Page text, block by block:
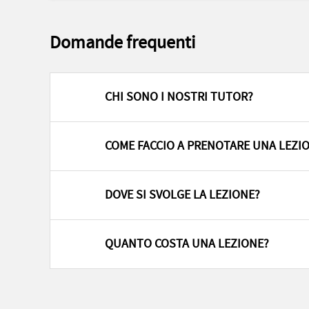
Domande frequenti
CHI SONO I NOSTRI TUTOR?
COME FACCIO A PRENOTARE UNA
DOVE SI SVOLGE LA LEZIONE?
QUANTO COSTA UNA LEZIONE?